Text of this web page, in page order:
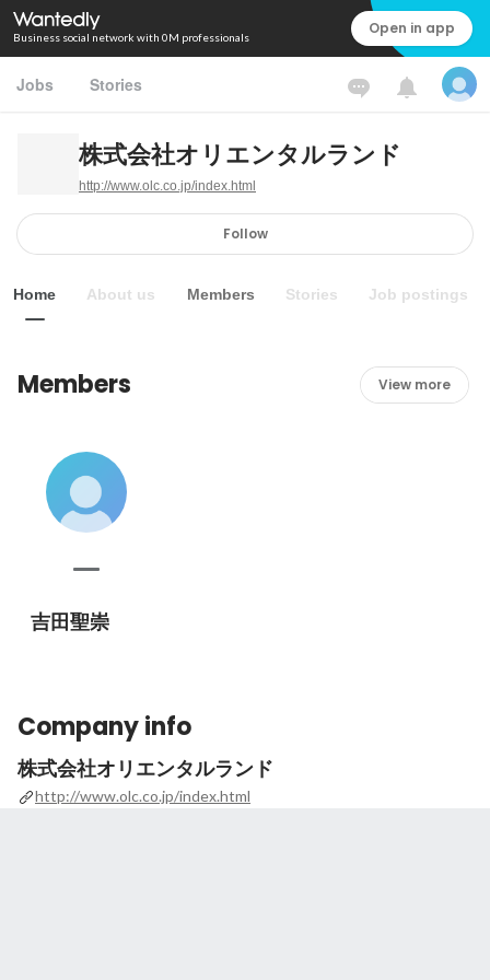
Business social network with 0M professionals Open in app
Jobs Stories
株式会社オリエンタルランド
http://www.olc.co.jp/index.html
Follow
Home About us Members Stories Job postings
Members View more
吉田聖崇
Company info
株式会社オリエンタルランド
http://www.olc.co.jp/index.html